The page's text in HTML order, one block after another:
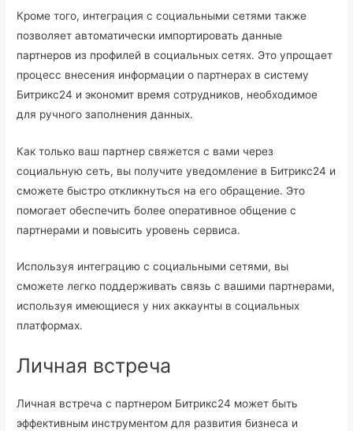
Кроме того, интеграция с социальными сетями также
позволяет автоматически импортировать данные
партнеров из профилей в социальных сетях. Это упрощает
процесс внесения информации о партнерах в систему
Битрикс24 и экономит время сотрудников, необходимое
для ручного заполнения данных.
Как только ваш партнер свяжется с вами через
социальную сеть, вы получите уведомление в Битрикс24 и
сможете быстро откликнуться на его обращение. Это
помогает обеспечить более оперативное общение с
партнерами и повысить уровень сервиса.
Используя интеграцию с социальными сетями, вы
сможете легко поддерживать связь с вашими партнерами,
используя имеющиеся у них аккаунты в социальных
платформах.
Личная встреча
Личная встреча с партнером Битрикс24 может быть
эффективным инструментом для развития бизнеса и